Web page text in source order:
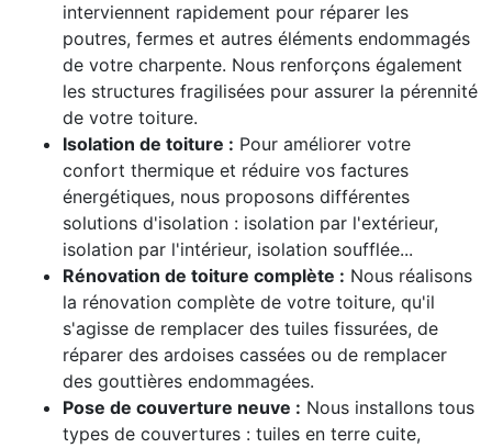
interviennent rapidement pour réparer les
poutres, fermes et autres éléments endommagés
de votre charpente. Nous renforçons également
les structures fragilisées pour assurer la pérennité
de votre toiture.
Isolation de toiture : Pour améliorer votre
confort thermique et réduire vos factures
énergétiques, nous proposons différentes
solutions d'isolation : isolation par l'extérieur,
isolation par l'intérieur, isolation soufflée...
Rénovation de toiture complète : Nous réalisons
la rénovation complète de votre toiture, qu'il
s'agisse de remplacer des tuiles fissurées, de
réparer des ardoises cassées ou de remplacer
des gouttières endommagées.
Pose de couverture neuve : Nous installons tous
types de couvertures : tuiles en terre cuite,